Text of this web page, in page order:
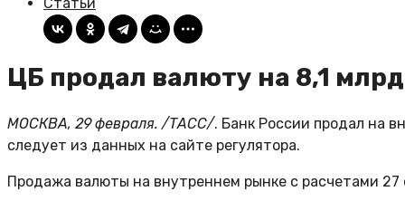
ЦБ продал валюту на 8,1
МОСКВА, 29 февраля. /ТАСС/. Банк России продал на
следует из данных на сайте регулятора.
Продажа валюты на внутреннем рынке с расчетами 27